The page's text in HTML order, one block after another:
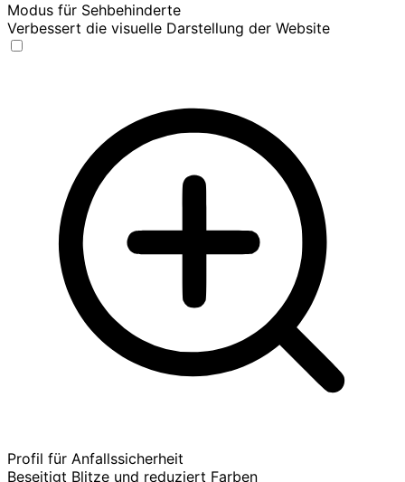
Modus für Sehbehinderte
Verbessert die visuelle Darstellung der Website
Profil für Anfallssicherheit
Beseitigt Blitze und reduziert Farben